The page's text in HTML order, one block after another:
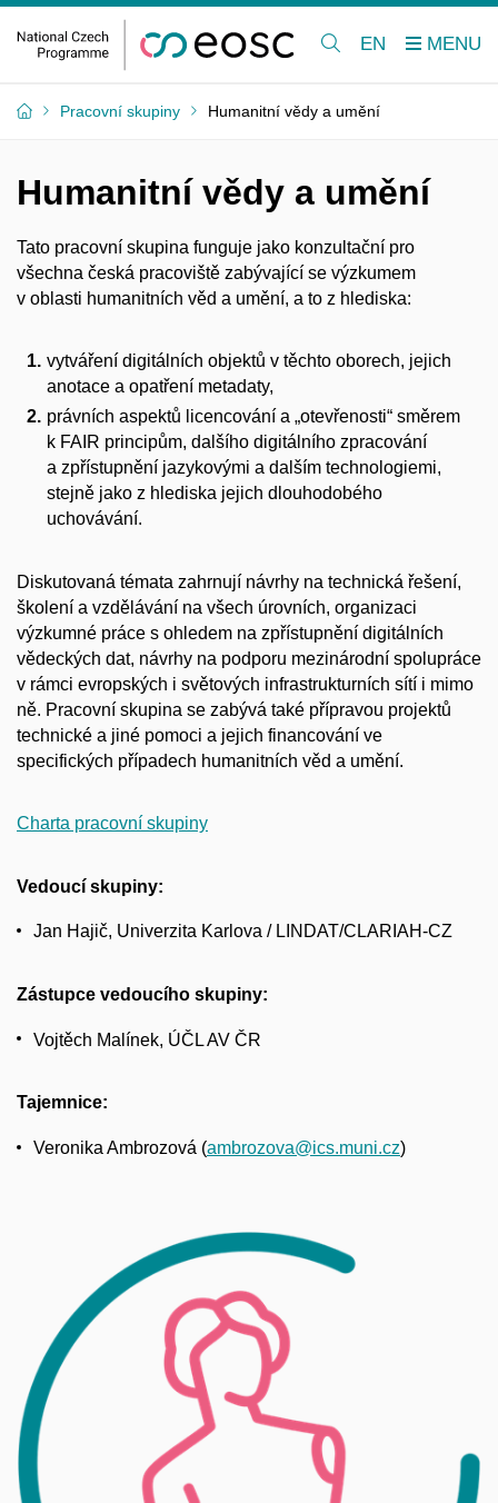
EN
Pracovní skupiny Humanitní vědy a umění
Humanitní vědy a umění
Tato pracovní skupina funguje jako konzultační pro
všechna česká pracoviště zabývající se výzkumem
v oblasti humanitních věd a umění, a to z hlediska:
vytváření digitálních objektů v těchto oborech, jejich
anotace a opatření metadaty,
právních aspektů licencování a „otevřenosti“ směrem
k FAIR principům, dalšího digitálního zpracování
a zpřístupnění jazykovými a dalším technologiemi,
stejně jako z hlediska jejich dlouhodobého
uchovávání.
Diskutovaná témata zahrnují návrhy na technická řešení,
školení a vzdělávání na všech úrovních, organizaci
výzkumné práce s ohledem na zpřístupnění digitálních
vědeckých dat, návrhy na podporu mezinárodní spolupráce
v rámci evropských i světových infrastrukturních sítí i mimo
ně. Pracovní skupina se zabývá také přípravou projektů
technické a jiné pomoci a jejich financování ve
specifických případech humanitních věd a umění.
Charta pracovní skupiny
Vedoucí skupiny:
Jan Hajič, Univerzita Karlova / LINDAT/CLARIAH-CZ
Zástupce vedoucího skupiny:
Vojtěch Malínek, ÚČL AV ČR
Tajemnice:
Veronika Ambrozová (ambrozova@ics.muni.cz)